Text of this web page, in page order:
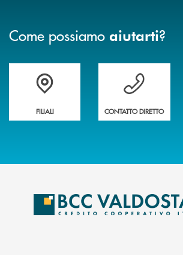
Come possiamo aiutarti?
Trova la filiale più vicina a te
FILIALI
Hai bisogno di
CONTATTO DIRETTO